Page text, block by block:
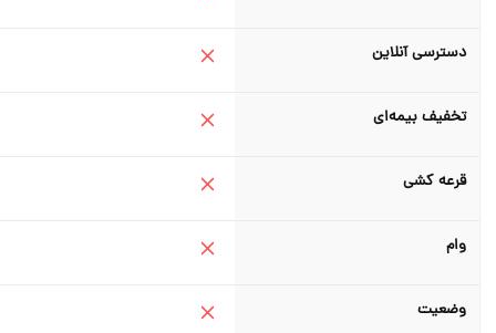
دسترسی آنلاین
تخفیف بیمه‌ای
قرعه کشی
وضعیت